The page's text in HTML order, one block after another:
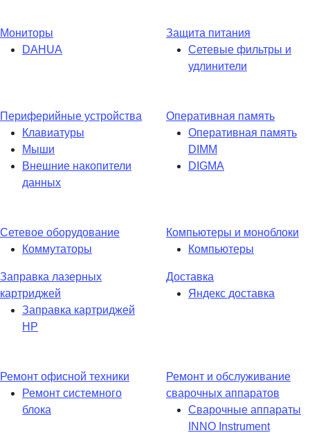
Мониторы
DAHUA
Защита питания
Сетевые фильтры и
удлинители
Периферийные устройства
Клавиатуры
Мыши
Внешние накопители
данных
Оперативная память
Оперативная память
DIMM
DIGMA
Сетевое оборудование
Коммутаторы
Компьютеры и моноблоки
Компьютеры
Заправка лазерных
картриджей
Заправка картриджей
HP
Доставка
Яндекс доставка
Ремонт офисной техники
Ремонт системного
блока
Ремонт и обслуживание
сварочных аппаратов
Сварочные аппараты
INNO Instrument